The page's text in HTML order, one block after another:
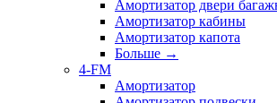
Амортизатор двери
Амортизатор кабины
Амортизатор капота
Больше →
4-FM
Амортизатор